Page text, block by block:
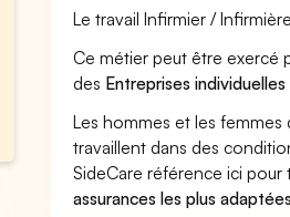
Le travail Infirmier /
Ce métier peut être exercé
des Entreprises individuelles
Les hommes et les
travaillent dans des
SideCare référence ici
assurances les plus